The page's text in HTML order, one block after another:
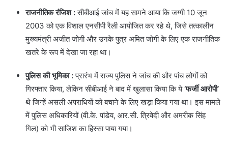
राजनीतिक रंजिश :सीबीआई जांच में यह सामने आया कि जग्गी 10 जून
2003 को एक विशाल एनसीपी रैली आयोजित कर रहे थे, जिसे तत्कालीन
मुख्यमंत्री अजीत जोगी और उनके पुत्र अमित जोगी के लिए एक राजनीतिक
खतरे के रूप में देखा जा रहा था।
पुलिस की भूमिका :प्रारंभ में राज्य पुलिस ने जांच की और पांच लोगों को
गिरफ्तार किया, लेकिन सीबीआई ने बाद में खुलासा किया कि ये‘फर्जी आरोपी’
थे जिन्हें असली अपराधियों को बचाने के लिए खड़ा किया गया था। इस मामले
में पुलिस अधिकारियों (वी.के. पांडेय, आर.सी. त्रिवेदी और अमरीक सिंह
गिल) को भी साजिश का हिस्सा पाया गया।